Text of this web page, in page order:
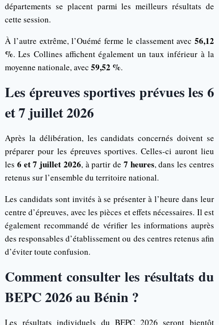
départements se placent parmi les meilleurs résultats de
cette session.
À l’autre extrême, l’Ouémé ferme le classement avec 56,12
%. Les Collines affichent également un taux inférieur à la
moyenne nationale, avec 59,52 %.
Les épreuves sportives prévues les 6
et 7 juillet 2026
Après la délibération, les candidats concernés doivent se
préparer pour les épreuves sportives. Celles-ci auront lieu
les 6 et 7 juillet 2026, à partir de 7 heures, dans les centres
retenus sur l’ensemble du territoire national.
Les candidats sont invités à se présenter à l’heure dans leur
centre d’épreuves, avec les pièces et effets nécessaires. Il est
également recommandé de vérifier les informations auprès
des responsables d’établissement ou des centres retenus afin
d’éviter toute confusion.
Comment consulter les résultats du
BEPC 2026 au Bénin ?
Les résultats individuels du BEPC 2026 seront bientôt